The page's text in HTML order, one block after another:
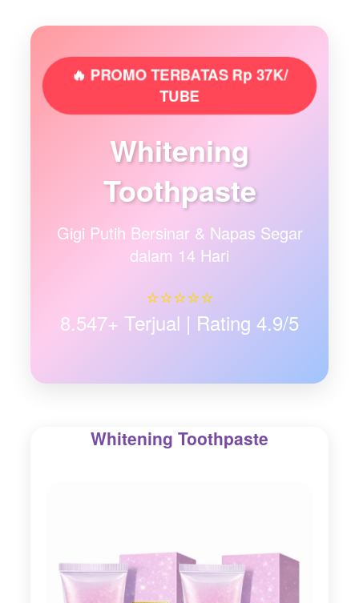
🔥 PROMO TERBATAS Rp 37K/
TUBE
Whitening
Toothpaste
Gigi Putih Bersinar & Napas Segar
dalam 14 Hari
⭐⭐⭐⭐⭐
8.547+ Terjual | Rating 4.9/5
Whitening Toothpaste